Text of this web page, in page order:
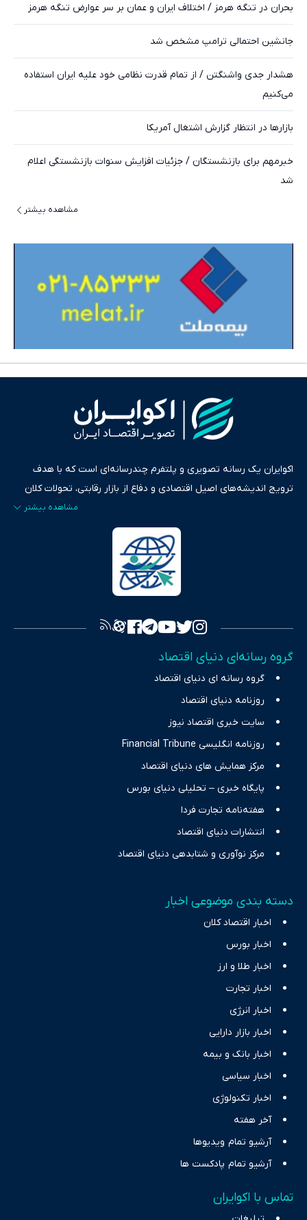
بحران در تنگه هرمز / اختلاف ایران و عمان بر سر عوارض تنگه هرمز
جانشین احتمالی ترامپ مشخص شد
هشدار جدی واشنگتن / از تمام قدرت نظامی خود علیه ایران استفاده
می‌کنیم
بازارها در انتظار گزارش اشتغال آمریکا
خبرمهم برای بازنشستگان / جزئیات افزایش سنوات بازنشستگی اعلام
شد
مشاهده بیشتر
اکوایران یک رسانه تصویری و پلتفرم چندرسانه‌ای است که با هدف
ترویج اندیشه‌های اصیل اقتصادی و دفاع از بازار رقابتی، تحولات کلان
ایران و جهان را در قالب‌های ویدیو، پادکست، متن و گزارش‌های تحلیلی
پایش می‌کند. این رسانه به عنوان منبعی دقیق و قابل اعتماد، فراتر از
اطلاع‌رسانی صرف، به تبیین سیاست‌ها و کارکردهای بازارهای مالی،
سرمایه‌گذاری، تجارت و حوزه‌های نوظهور می‌پردازد. اکوایران با پایبندی
به اصول «انصاف، امانت و صداقت»، بستری برای انعکاس آراء متنوع
تصویری شفاف از واقعیت‌های اقتصادی ارائه دهد. ما در اکوایران با
چالش‌های فقر و بیکاری را جست‌وجو کرده و در کنار تحلیل آمارها،
نیازهای خبری مخاطبان در حوزه‌های اثرگذار بر اقتصاد را با رویکردی
حرفه‌ای و روزآمد پوشش می‌دهیم.
گروه رسانه‌ای دنیای اقتصاد
گروه رسانه ای دنیای اقتصاد
روزنامه دنیای اقتصاد
سایت خبری اقتصاد نیوز
روزنامه انگلیسی Financial Tribune
مرکز همایش های دنیای اقتصاد
پایگاه خبری – تحلیلی دنیای بورس
هفته‌نامه تجارت فردا
انتشارات دنیای اقتصاد
مرکز نوآوری و شتابدهی دنیای اقتصاد
دسته بندی موضوعی اخبار
اخبار اقتصاد کلان
اخبار بورس
اخبار طلا و ارز
اخبار تجارت
اخبار انرژی
اخبار بازار دارایی
اخبار بانک و بیمه
اخبار سیاسی
اخبار تکنولوژی
آخر هفته
آرشیو تمام ویدیوها
آرشیو تمام پادکست ها
تماس با اکوایران